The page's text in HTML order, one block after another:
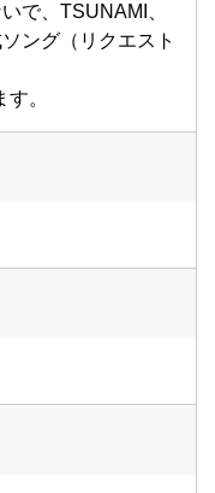
で、TSUNAMI、
ング（リクエスト
。